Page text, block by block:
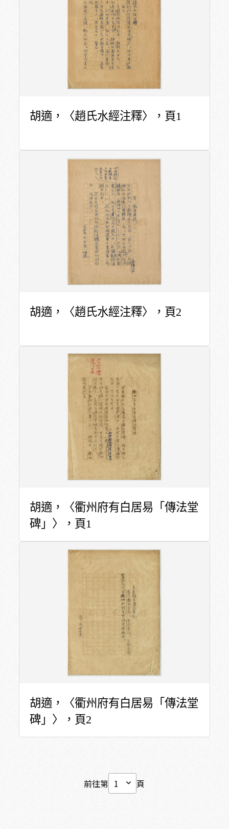
胡適，〈趙氏水經注釋〉，頁1
胡適，〈趙氏水經注釋〉，頁2
胡適，〈衢州府有白居易「傳法堂
碑」〉，頁1
胡適，〈衢州府有白居易「傳法堂
碑」〉，頁2
前往第 頁